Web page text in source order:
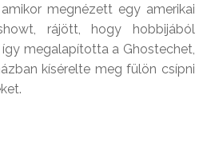
megnézett egy amerikai
rájött, hogy hobbijából
megalapította a Ghostechet,
kísérelte meg fülön csípni